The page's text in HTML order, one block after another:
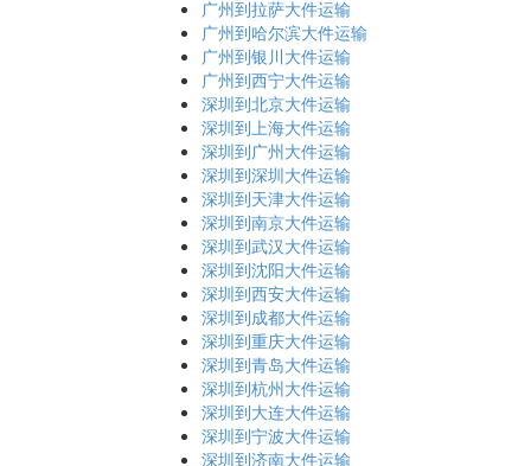
广州到拉萨大件运输
广州到哈尔滨大件运输
广州到银川大件运输
广州到西宁大件运输
深圳到北京大件运输
深圳到上海大件运输
深圳到广州大件运输
深圳到深圳大件运输
深圳到天津大件运输
深圳到南京大件运输
深圳到武汉大件运输
深圳到沈阳大件运输
深圳到西安大件运输
深圳到成都大件运输
深圳到重庆大件运输
深圳到青岛大件运输
深圳到杭州大件运输
深圳到大连大件运输
深圳到宁波大件运输
深圳到济南大件运输